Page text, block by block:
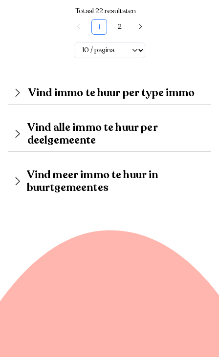
Totaal 22 resultaten
1
2
Vind immo te huur per type immo
Vind alle immo te huur per
deelgemeente
Vind meer immo te huur in
buurtgemeentes